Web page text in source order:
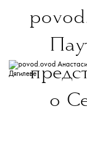
о